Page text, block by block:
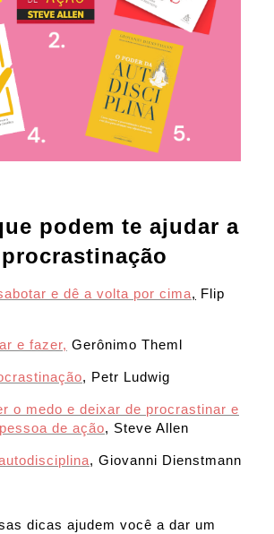
podem te ajudar a
e dê a volta por cima, Flip
e fazer, Gerônimo Theml
, Petr Ludwig
o medo e deixar de procrastinar e
de ação, Steve Allen
, Giovanni Dienstmann
dicas ajudem você a dar um